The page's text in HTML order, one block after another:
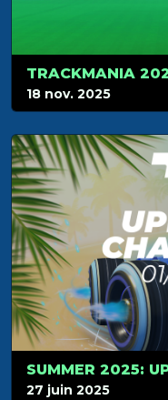
TRACKMANIA
18 nov. 2025
SUMMER 2025:
27 juin 2025